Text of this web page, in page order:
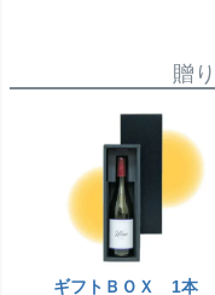
贈
ギフトＢＯＸ 1本